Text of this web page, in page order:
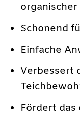
Schonend
Einfache
Verbessert
Fördert